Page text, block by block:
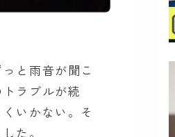
と雨音が聞こ
ラブルが続
いかない。そ
た。